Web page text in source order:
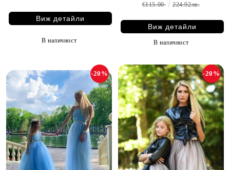
Виж детайли
В наличност
€115.00 224.92лв.
Виж детайли
В наличност
-20% -20%